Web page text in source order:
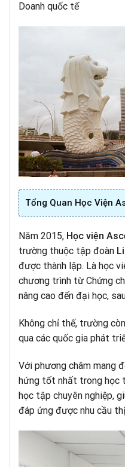
Doanh quốc tế
Tổng Quan Học Viện
Năm 2015, Học viện
trường thuộc tập đoàn
được thành lập. Là học
chương trình từ Chứng
nâng cao đến đại học,
Không chỉ thế, trường
qua các quốc gia phát
Với phương châm mang
hứng tốt nhất trong học
học tập chuyên nghiệp,
đáp ứng được nhu cầu